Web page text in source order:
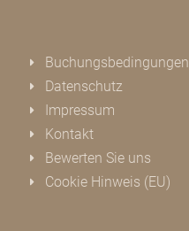
Buchungsbedingungen
Datenschutz
Impressum
Kontakt
Bewerten Sie uns
Cookie Hinweis (EU)